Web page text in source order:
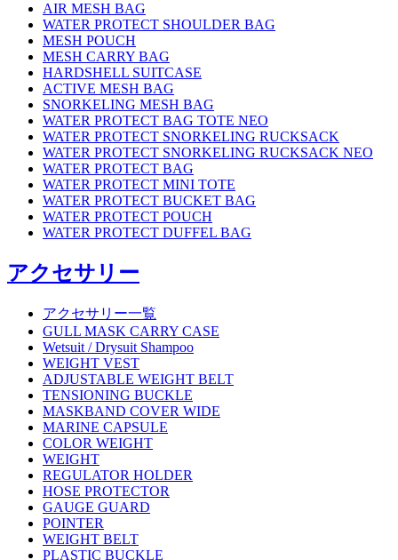
AIR MESH BAG
WATER PROTECT SHOULDER BAG
MESH POUCH
MESH CARRY BAG
HARDSHELL SUITCASE
ACTIVE MESH BAG
SNORKELING MESH BAG
WATER PROTECT BAG TOTE NEO
WATER PROTECT SNORKELING RUCKSACK
WATER PROTECT SNORKELING RUCKSACK NEO
WATER PROTECT BAG
WATER PROTECT MINI TOTE
WATER PROTECT BUCKET BAG
WATER PROTECT POUCH
WATER PROTECT DUFFEL BAG
アクセサリー
アクセサリー一覧
GULL MASK CARRY CASE
Wetsuit / Drysuit Shampoo
WEIGHT VEST
ADJUSTABLE WEIGHT BELT
TENSIONING BUCKLE
MASKBAND COVER WIDE
MARINE CAPSULE
COLOR WEIGHT
WEIGHT
REGULATOR HOLDER
HOSE PROTECTOR
GAUGE GUARD
POINTER
WEIGHT BELT
PLASTIC BUCKLE